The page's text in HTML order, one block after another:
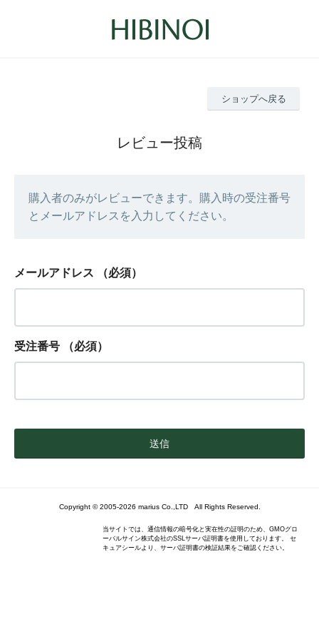
ショップへ戻る
レビュー投稿
購入者のみがレビューできます。購入時の受注番号
とメールアドレスを入力してください。
メールアドレス （必須）
受注番号 （必須）
Copyright © 2005-2026 marius Co.,LTD All Rights Reserved.
当サイトでは、通信情報の暗号化と実在性の証明のため、GMOグロ
ーバルサイン株式会社のSSLサーバ証明書を使用しております。 セ
キュアシールより、サーバ証明書の検証結果をご確認ください。